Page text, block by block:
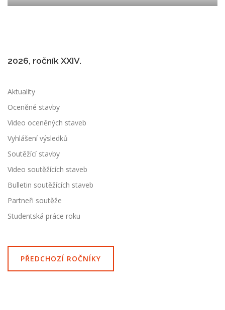
2026, ročník XXIV.
Aktuality
Oceněné stavby
Video oceněných staveb
Vyhlášení výsledků
Soutěžící stavby
Video soutěžících staveb
Bulletin soutěžících staveb
Partneři soutěže
Studentská práce roku
PŘEDCHOZÍ ROČNÍKY